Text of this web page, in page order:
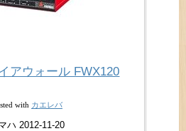
アウォール FWX120
with カエレバ
ハ 2012-11-20